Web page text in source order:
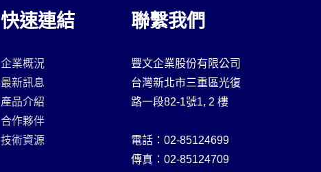
快速連結
企業概況
最新訊息
產品介紹
合作夥伴
技術資源
聯繫我們
豐文企業股份有限公司
台灣新北市三重區光復
路一段82-1號1, 2 樓
電話：02-85124699
傳真：02-85124709